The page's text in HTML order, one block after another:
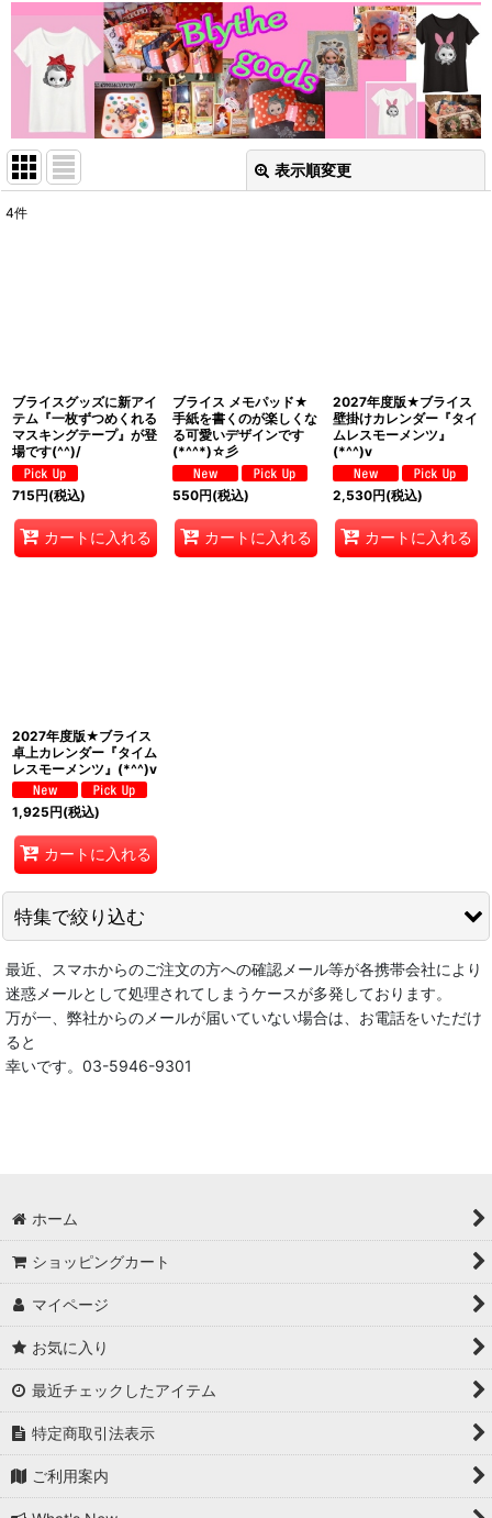
表示順変更
絞り込む
4件
ブライスグッズに新アイ
テム『一枚ずつめくれる
マスキングテープ』が登
場です(^^)/
715円(税込)
カートに入れる
ブライス メモパッド★
手紙を書くのが楽しくな
る可愛いデザインです
(*^^*)☆彡
550円(税込)
カートに入れる
2027年度版★ブライス
壁掛けカレンダー『タイ
ムレスモーメンツ』
(*^^)v
2,530円(税込)
カートに入れる
2027年度版★ブライス
卓上カレンダー『タイム
レスモーメンツ』(*^^)v
1,925円(税込)
カートに入れる
特集で絞り込む
★★スペシャルセール会場★★
☆レトロ雑貨☆
ブライスドール｜ブライス正規取扱店
ステーショナリー
本・雑誌・専門書
ポーチ＆巾着袋
その他の商品（いろいろあります）
最近、スマホからのご注文の方への確認メール等が各携帯会社により
迷惑メールとして処理されてしまうケースが多発しております。
万が一、弊社からのメールが届いていない場合は、お電話をいただけ
ると
幸いです。03-5946-9301
ホーム
ショッピングカート
マイページ
お気に入り
最近チェックしたアイテム
特定商取引法表示
ご利用案内